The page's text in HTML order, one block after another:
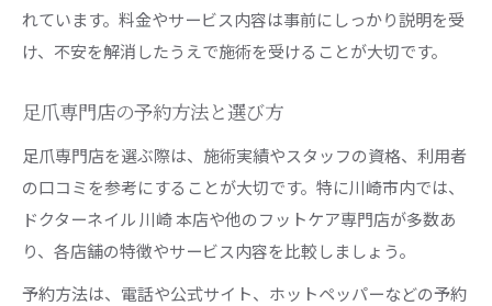
れています。料金やサービス内容は事前にしっかり説明を受
け、不安を解消したうえで施術を受けることが大切です。
足爪専門店の予約方法と選び方
足爪専門店を選ぶ際は、施術実績やスタッフの資格、利用者
の口コミを参考にすることが大切です。特に川崎市内では、
ドクターネイル 川崎 本店や他のフットケア専門店が多数あ
り、各店舗の特徴やサービス内容を比較しましょう。
予約方法は、電話や公式サイト、ホットペッパーなどの予約